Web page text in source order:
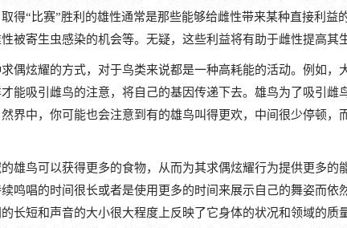
得“比赛”胜利的雄性通常是那些能够给雌性带来某种直接利
被寄生虫感染的机会等。无疑，这些利益将有助于雌性提高其
偶炫耀的方式，对于鸟类来说都是一种高耗能的活动。例如
能吸引雌鸟的注意，将自己的基因传递下去。雄鸟为了吸引
界中，你可能也会注意到有的雄鸟叫得更欢，中间很少停顿
雄鸟可以获得更多的食物，从而为其求偶炫耀行为提供更多
鸣唱的时间很长或者是使用更多的时间来展示自己的舞姿而
长短和声音的大小很大程度上反映了它身体的状况和领域的